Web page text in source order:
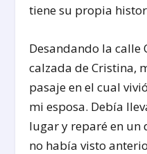
tiene su propia
Desandando la calle
calzada de Cristina,
pasaje en el cual
mi esposa. Debía
lugar y reparé en
no había visto